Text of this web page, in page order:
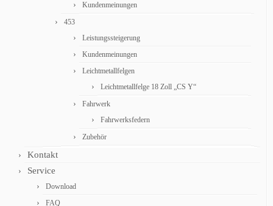
Kundenmeinungen
453
Leistungssteigerung
Kundenmeinungen
Leichtmetallfelgen
Leichtmetallfelge 18 Zoll „CS Y“
Fahrwerk
Fahrwerksfedern
Zubehör
Kontakt
Service
Download
FAQ